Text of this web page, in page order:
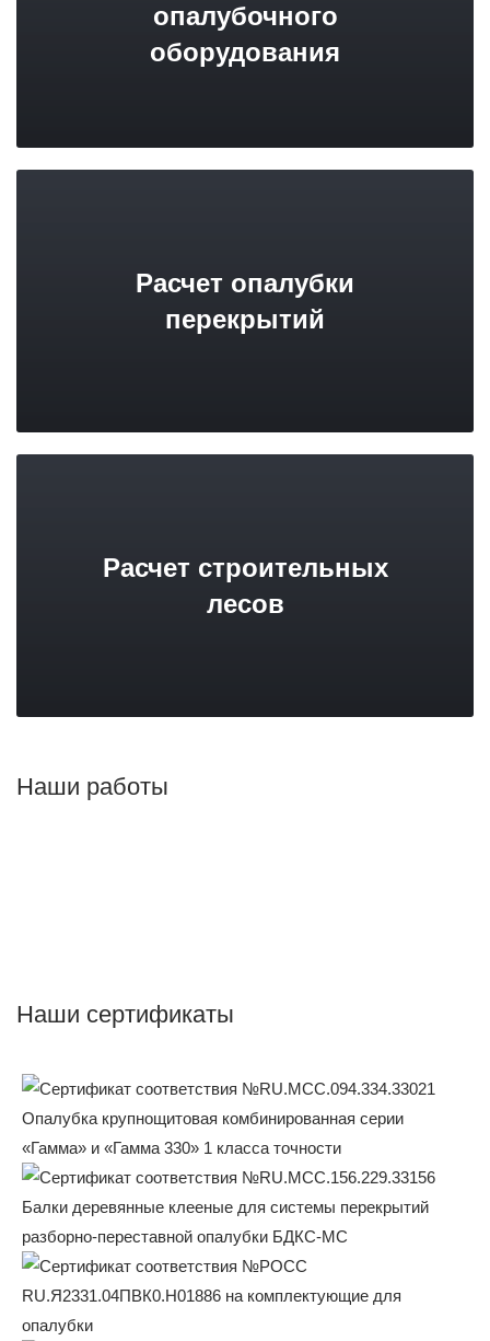
опалубочного
оборудования
Расчет опалубки
перекрытий
Расчет строительных
лесов
Наши работы
Наши сертификаты